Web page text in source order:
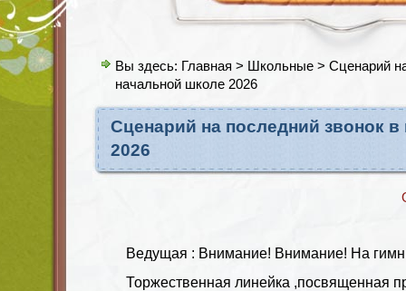
Вы здесь: Главная > Школьные > Сценарий
начальной школе 2026
Сценарий на последний звонок
2026
Ведущая : Внимание! Внимание! На гимн
Торжественная линейка ,посвященная